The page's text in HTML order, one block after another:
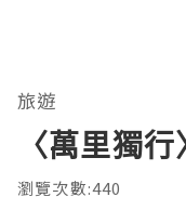
旅遊
〈萬里獨
瀏覽次數:440